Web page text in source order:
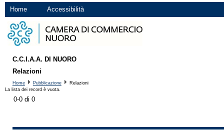
Home Accessibilità
C.C.I.A.A. DI NUORO
Relazioni
Home Pubblicazione
Relazioni
La lista dei record è vuota.
0-0 di 0